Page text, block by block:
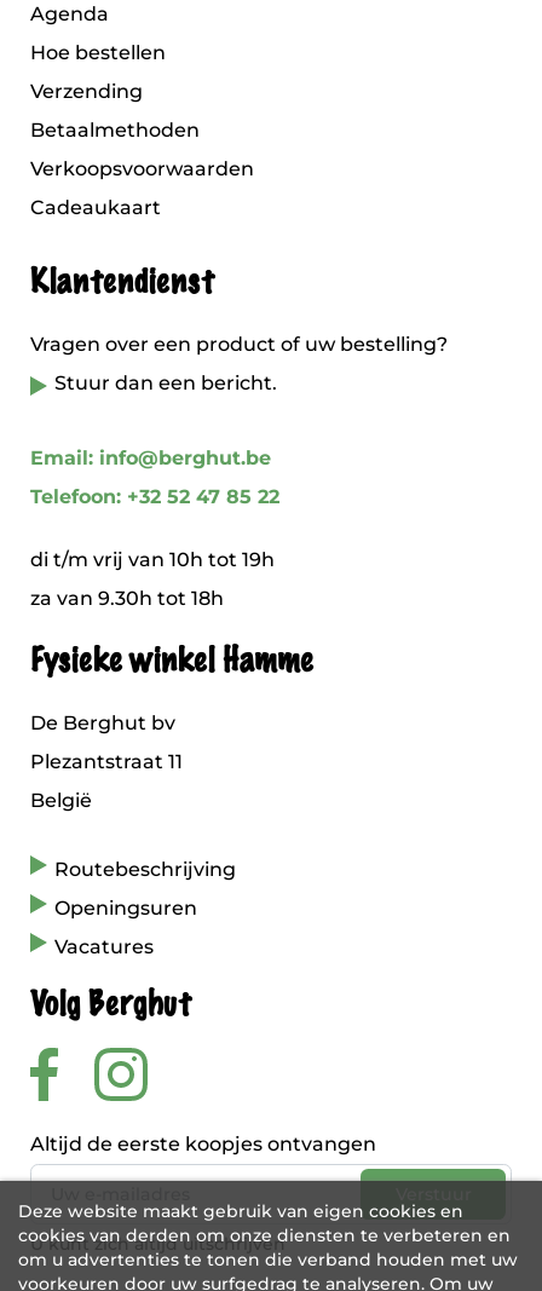
Agenda
Hoe bestellen
Verzending
Betaalmethoden
Verkoopsvoorwaarden
Cadeaukaart
Klantendienst
Vragen over een product of uw bestelling?
Stuur dan een bericht.
Email: info@berghut.be
Telefoon: +32 52 47 85 22
di t/m vrij van 10h tot 19h
za van 9.30h tot 18h
Fysieke winkel Hamme
De Berghut bv
Plezantstraat 11
België
Routebeschrijving
Openingsuren
Vacatures
Volg Berghut
Altijd de eerste koopjes ontvangen
U kunt zich altijd uitschrijven
Deze website maakt gebruik van eigen cookies en
cookies van derden om onze diensten te verbeteren en
om u advertenties te tonen die verband houden met uw
voorkeuren door uw surfgedrag te analyseren. Om uw